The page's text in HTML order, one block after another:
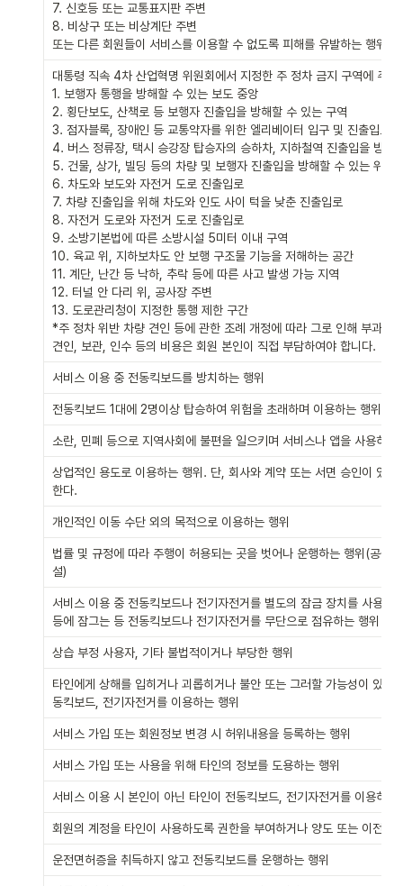
7. 신호등 또는 교통표지판 주변
8. 비상구 또는 비상계단 주변
또는 다른 회원들이 서비스를 이용할 수 없도록 피해를 유발하는 행위
대통령 직속 4차 산업혁명 위원회에서 지정한 주 정차 금지 구역에 주차
1. 보행자 통행을 방해할 수 있는 보도 중앙
2. 횡단보도, 산책로 등 보행자 진출입을 방해할 수 있는 구역
3. 점자블록, 장애인 등 교통약자를 위한 엘리베이터 입구 및 진출입로
4. 버스 정류장, 택시 승강장 탑승자의 승하차, 지하철역 진출입을 방해
5. 건물, 상가, 빌딩 등의 차량 및 보행자 진출입을 방해할 수 있는 위치
6. 차도와 보도와 자전거 도로 진출입로
7. 차량 진출입을 위해 차도와 인도 사이 턱을 낮춘 진출입로
8. 자전거 도로와 자전거 도로 진출입로
9. 소방기본법에 따른 소방시설 5미터 이내 구역
10. 육교 위, 지하보차도 안 보행 구조물 기능을 저해하는 공간
11. 계단, 난간 등 낙하, 추락 등에 따른 사고 발생 가능 지역
12. 터널 안 다리 위, 공사장 주변
13. 도로관리청이 지정한 통행 제한 구간
*주 정차 위반 차량 견인 등에 관한 조례 개정에 따라 그로 인해 부과되
견인, 보관, 인수 등의 비용은 회원 본인이 직접 부담하여야 합니다.
서비스 이용 중 전동킥보드를 방치하는 행위
전동킥보드 1대에 2명이상 탑승하여 위험을 초래하며 이용하는 행위
소란, 민폐 등으로 지역사회에 불편을 일으키며 서비스나 앱을 사용하는
상업적인 용도로 이용하는 행위. 단, 회사와 계약 또는 서면 승인이 있는
한다.
개인적인 이동 수단 외의 목적으로 이용하는 행위
법률 및 규정에 따라 주행이 허용되는 곳을 벗어나 운행하는 행위(공원
설)
서비스 이용 중 전동킥보드나 전기자전거를 별도의 잠금 장치를 사용하
등에 잠그는 등 전동킥보드나 전기자전거를 무단으로 점유하는 행위
상습 부정 사용자, 기타 불법적이거나 부당한 행위
타인에게 상해를 입히거나 괴롭히거나 불안 또는 그러할 가능성이 있는
동킥보드, 전기자전거를 이용하는 행위
서비스 가입 또는 회원정보 변경 시 허위내용을 등록하는 행위
서비스 가입 또는 사용을 위해 타인의 정보를 도용하는 행위
서비스 이용 시 본인이 아닌 타인이 전동킥보드, 전기자전거를 이용하는
회원의 계정을 타인이 사용하도록 권한을 부여하거나 양도 또는 이전하
운전면허증을 취득하지 않고 전동킥보드를 운행하는 행위